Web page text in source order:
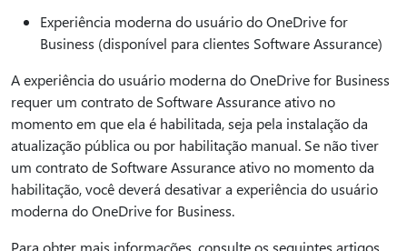
Experiência moderna do usuário do OneDrive for
Business (disponível para clientes Software Assurance)
A experiência do usuário moderna do OneDrive for Business
requer um contrato de Software Assurance ativo no
momento em que ela é habilitada, seja pela instalação da
atualização pública ou por habilitação manual. Se não tiver
um contrato de Software Assurance ativo no momento da
habilitação, você deverá desativar a experiência do usuário
moderna do OneDrive for Business.
Para obter mais informações, consulte os seguintes artigos